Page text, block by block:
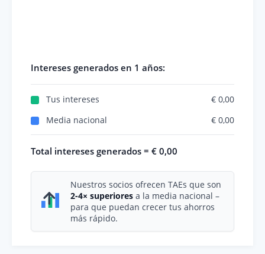
Intereses generados en 1 años:
Tus intereses
€ 0,00
Media nacional
€ 0,00
Total intereses generados = € 0,00
Nuestros socios ofrecen TAEs que son
2-4× superiores a la media nacional –
para que puedan crecer tus ahorros
más rápido.